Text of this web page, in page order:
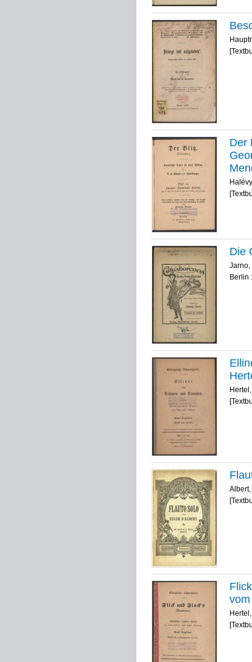
Der
Die
Jarno,
Berlin
vom